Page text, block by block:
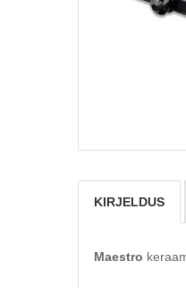
KIRJELDUS
Maestro